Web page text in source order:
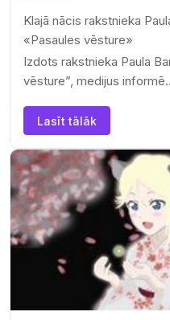
Klajā nācis rakstnieka
«Pasaules vēsture»
Izdots rakstnieka Paula
vēsture”, medijus
Lasīt tālāk